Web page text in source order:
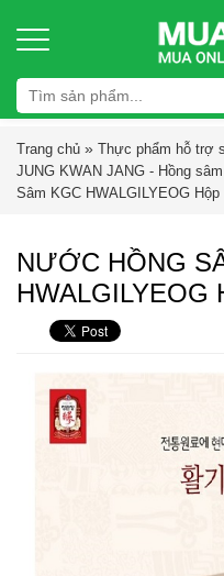
Trang chủ » Thực phẩm hỗ trợ
JUNG KWAN JANG - Hồng
Sâm KGC HWALGILYEOG Hộp
NƯỚC HỒNG
HWALGILYEOG